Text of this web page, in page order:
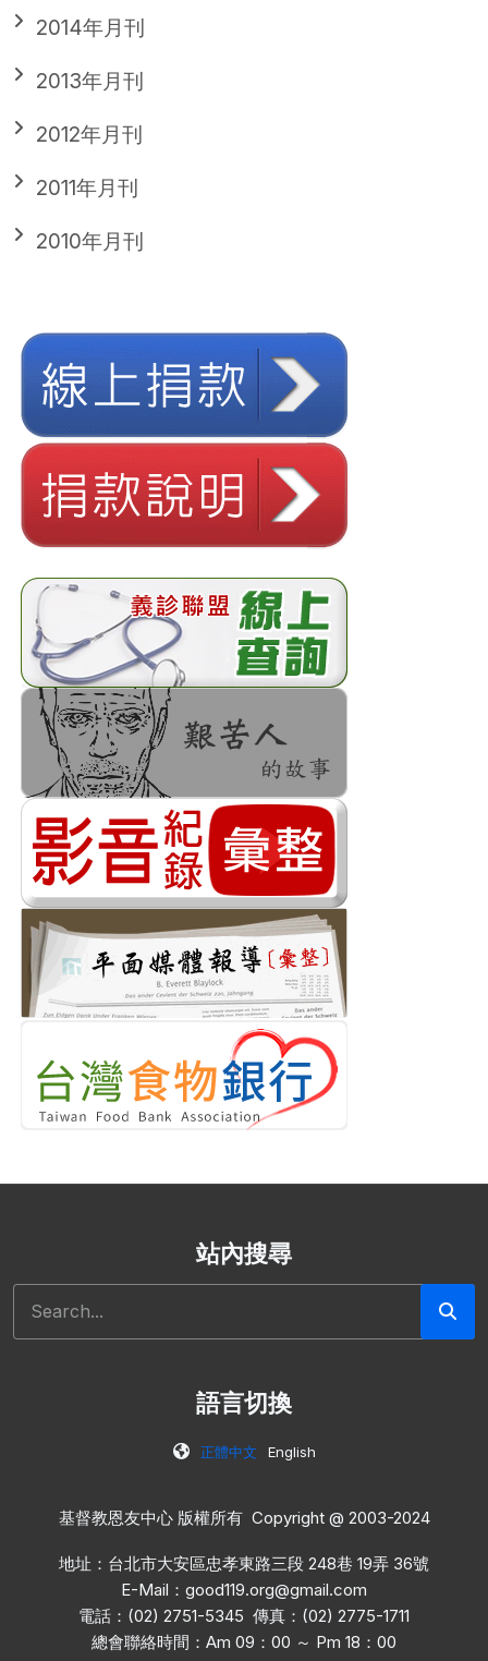
2014年月刊
2013年月刊
2012年月刊
2011年月刊
2010年月刊
站內搜尋
語言切換
正體中文 English
基督教恩友中心 版權所有 Copyright @ 2003-2024
地址：台北市大安區忠孝東路三段 248巷 19弄 36號
E-Mail： good119.org@gmail.com
電話：(02) 2751-5345 傳真：(02) 2775-1711
總會聯絡時間：Am 09：00 ～ Pm 18：00